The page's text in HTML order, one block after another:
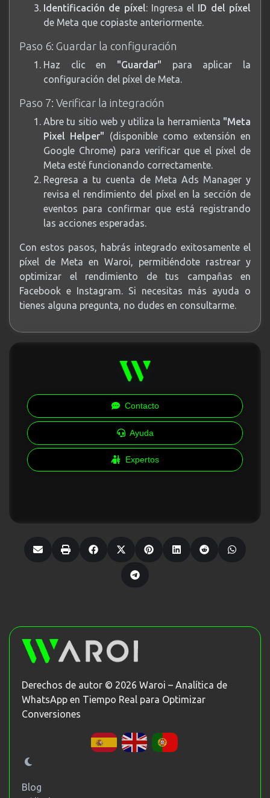
Identificación de píxel: Ingresa el
ID del píxel
de Meta que copiaste anteriormente.
Paso 6: Guardar la configuración
Haz clic en "Guardar" para aplicar la
configuración del píxel de Meta.
Paso 7: Verificar la integración
Abre tu sitio web y utiliza la herramienta "Meta
Pixel Helper" (disponible como extensión en
Google Chrome) para verificar que el píxel de
Meta esté funcionando correctamente.
Regresa a tu cuenta de Meta Ads Manager y
revisa el rendimiento del píxel en la sección de
eventos para confirmar que está registrando
las acciones esperadas.
Con estos pasos, habrás integrado exitosamente el
píxel de Meta en Waroi, permitiéndote rastrear y
optimizar el rendimiento de tus campañas en
Facebook e Instagram. Si necesitas más ayuda o
tienes alguna pregunta, no dudes en consultarme.
Derechos de autor © 2026 Waroi – Analítica de
WhatsApp en Tiempo Real para Optimizar
Conversiones
Blog